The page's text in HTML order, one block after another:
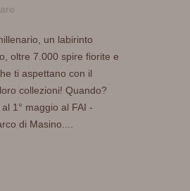
un labirinto
oltre 7.000 spire fiorite e
ti aspettano con il
collezioni! Quando?
1° maggio al FAI -
di Masino....